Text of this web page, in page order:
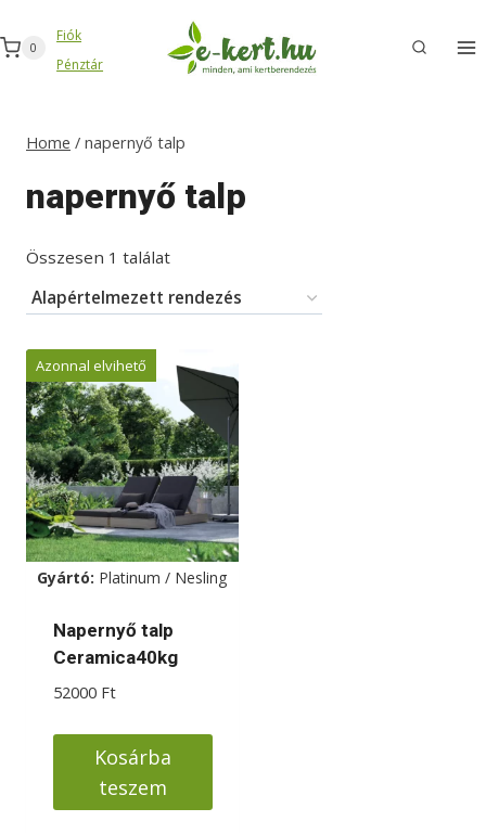
to
content
0
Fiók
Pénztár
Home / napernyő talp
napernyő talp
Összesen 1 találat
Azonnal elvihető
Gyártó: Platinum / Nesling
Napernyő talp
Ceramica40kg
52000 Ft
Kosárba
teszem